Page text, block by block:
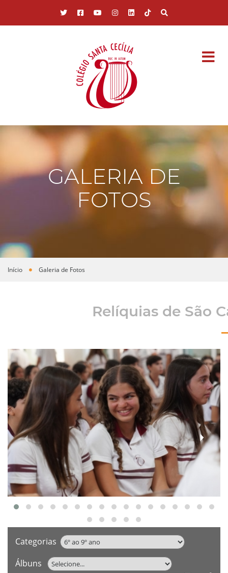
GALERIA DE
FOTOS
Você está aqui
Início Galeria de Fotos
Relíquias de São
Categorias
Álbuns